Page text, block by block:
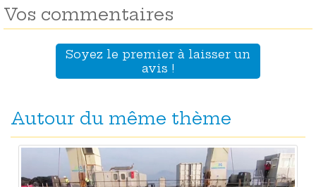
Vos commentaires
Soyez le premier à laisser un
avis !
Autour du même thème